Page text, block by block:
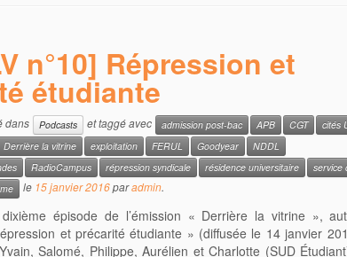
n°10] Répression et
étudiante
dans Podcasts et taggé avec admission post-bac APB CGT
cités
Derrière la vitrine exploitation FERUL Goodyear
NDDL
RadioCampus répression syndicale résidence universitaire
service
le 15 janvier 2016paradmin.
épisode de l’émission « Derrière la vitrine »,
et précarité étudiante » (diffusée le 14 janvier
Salomé, Philippe, Aurélien et Charlotte (SUD